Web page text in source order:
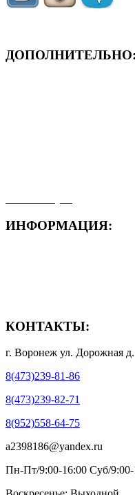
ДОПОЛНИТЕЛЬНО:
ИНФОРМАЦИЯ:
КОНТАКТЫ:
г. Воронеж ул. Дорожная
8(473)239-81-86
8(473)239-82-71
8(952)558-64-75
a2398186@yandex.ru
Пн-Пт/9:00-16:00 Суб/9:00-